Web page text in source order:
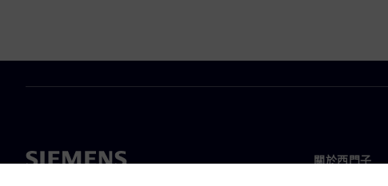
關於西門子